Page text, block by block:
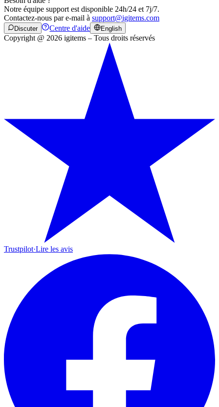
Notre équipe support est disponible 24h/24 et 7j/7.
Contactez-nous par e-mail à support@igitems.com
Discuter Centre d'aide English
Copyright @ 2026 igitems – Tous droits réservés
Trustpilot·Lire les avis